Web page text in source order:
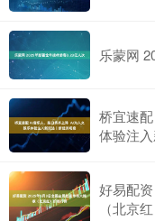
乐蒙网
桥宜速
体验注
好易配
（北京